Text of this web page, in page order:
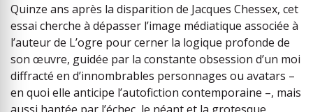
Quinze ans après la disparition de Jacques Chessex, cet
essai cherche à dépasser l’image médiatique associée à
l’auteur de L’ogre pour cerner la logique profonde de
son œuvre, guidée par la constante obsession d’un moi
diffracté en d’innombrables personnages ou avatars –
en quoi elle anticipe l’autofiction contemporaine –, mais